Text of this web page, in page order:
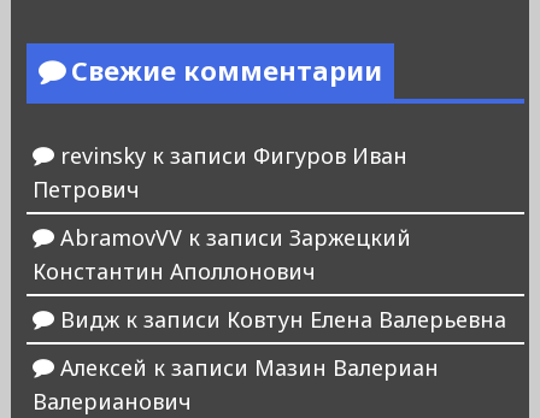
Свежие комментарии
revinskyк записи Фигуров Иван
Петрович
AbramovVVк записи Заржецкий
Константин Аполлонович
Виджк записи Ковтун Елена Валерьевна
Алексей к записи Мазин Валериан
Валерианович